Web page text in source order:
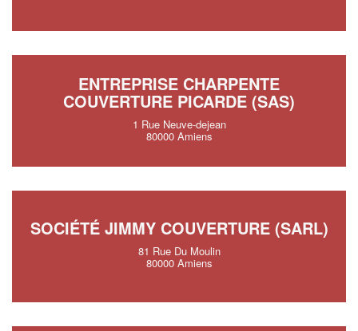
ENTREPRISE CHARPENTE
COUVERTURE PICARDE (SAS)
1 Rue Neuve-dejean
80000 Amiens
SOCIÉTÉ JIMMY COUVERTURE (SARL)
81 Rue Du Moulin
80000 Amiens